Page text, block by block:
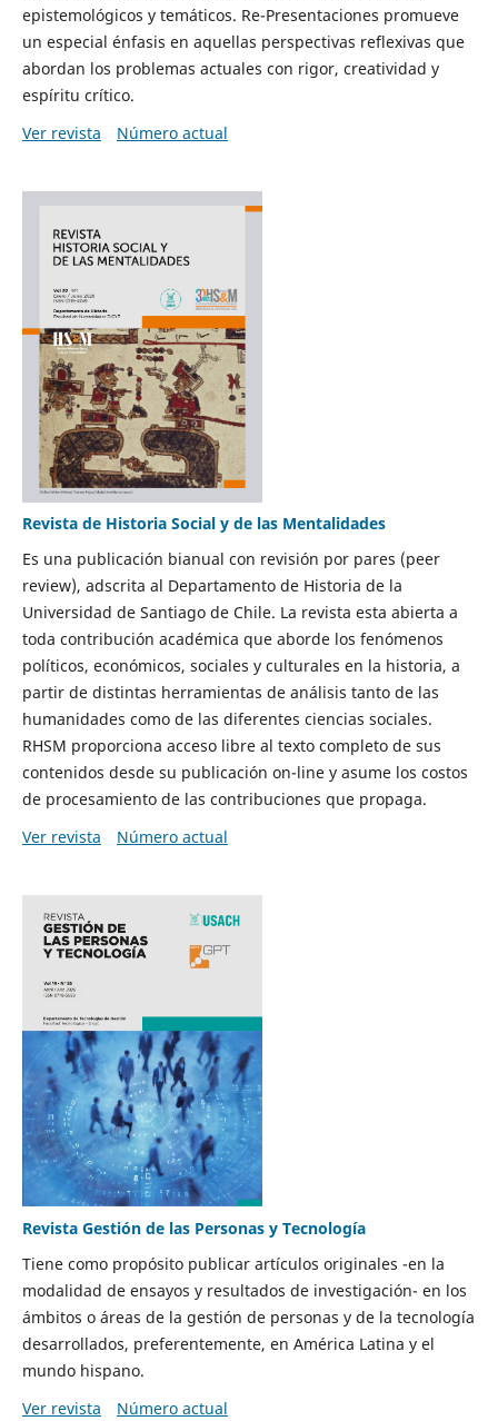
epistemológicos y temáticos. Re-Presentaciones promueve
un especial énfasis en aquellas perspectivas reflexivas que
abordan los problemas actuales con rigor, creatividad y
espíritu crítico.
Ver revista
Número actual
Revista de Historia Social y de las Mentalidades
Es una publicación bianual con revisión por pares (peer
review), adscrita al Departamento de Historia de la
Universidad de Santiago de Chile. La revista esta abierta a
toda contribución académica que aborde los fenómenos
políticos, económicos, sociales y culturales en la historia, a
partir de distintas herramientas de análisis tanto de las
humanidades como de las diferentes ciencias sociales.
RHSM proporciona acceso libre al texto completo de sus
contenidos desde su publicación on-line y asume los costos
de procesamiento de las contribuciones que propaga.
Ver revista
Número actual
Revista Gestión de las Personas y Tecnología
Tiene como propósito publicar artículos originales -en la
modalidad de ensayos y resultados de investigación- en los
ámbitos o áreas de la gestión de personas y de la tecnología
desarrollados, preferentemente, en América Latina y el
mundo hispano.
Ver revista
Número actual